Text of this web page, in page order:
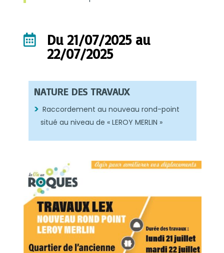

Du 21/07/2025 au
22/07/2025
NATURE DES TRAVAUX
Raccordement au nouveau rond-point
situé au niveau de « LEROY MERLIN »